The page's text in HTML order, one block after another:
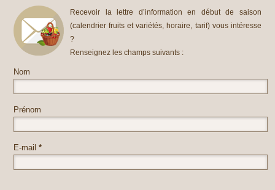
Recevoir la lettre d’information en début de saison
(calendrier fruits et variétés, horaire, tarif) vous intéresse
?
Renseignez les champs suivants :
Nom
Prénom
E-mail*